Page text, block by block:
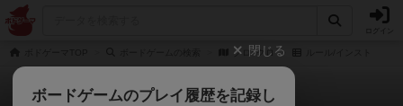
クロ×クロ
閉じる
ボードゲームのプレイ履歴を記録し